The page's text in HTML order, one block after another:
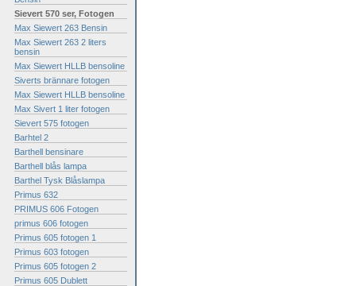
Sievert 570 ser, Fotogen
Max Siewert 263 Bensin
Max Siewert 263 2 liters
bensin
Max Siewert HLLB bensoline
Siverts brännare fotogen
Max Siewert HLLB bensoline
Max Sivert 1 liter fotogen
Sievert 575 fotogen
Barhtel 2
Barthell bensinare
Barthell blås lampa
Barthel Tysk Blåslampa
Primus 632
PRIMUS 606 Fotogen
primus 606 fotogen
Primus 605 fotogen 1
Primus 603 fotogen
Primus 605 fotogen 2
Primus 605 Dublett